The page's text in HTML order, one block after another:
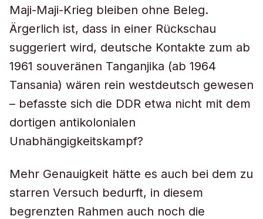
Maji-Maji-Krieg bleiben ohne Beleg.
Ärgerlich ist, dass in einer Rückschau
suggeriert wird, deutsche Kontakte zum ab
1961 souveränen Tanganjika (ab 1964
Tansania) wären rein westdeutsch gewesen
– befasste sich die DDR etwa nicht mit dem
dortigen antikolonialen
Unabhängigkeitskampf?
Mehr Genauigkeit hätte es auch bei dem zu
starren Versuch bedurft, in diesem
begrenzten Rahmen auch noch die